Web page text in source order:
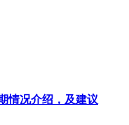
情况介绍，及建议